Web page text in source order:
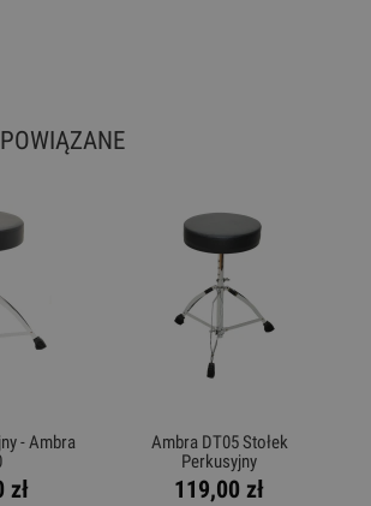
- Ambra
zł
Ambra DT05 Stołek
Perkusyjny
119,00 zł